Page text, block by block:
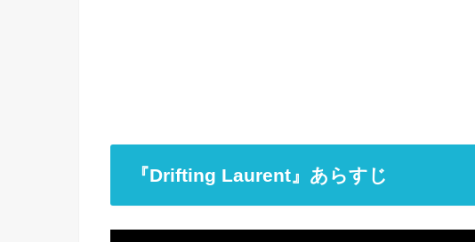
『Drifting Laurent』あらすじ